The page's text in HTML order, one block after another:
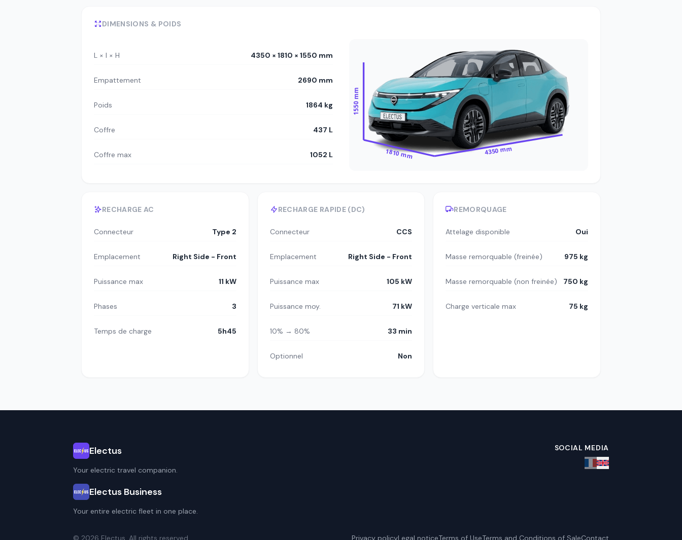
DIMENSIONS & POIDS
L × l × H 4350 × 1810 × 1550 mm
Empattement 2690 mm
Poids 1864 kg
Coffre 437 L
Coffre max 1052 L
1550 mm
1810 mm 4350 mm
RECHARGE AC
Connecteur Type 2
Emplacement Right Side - Front
Puissance max 11 kW
Phases 3
Temps de charge 5h45
RECHARGE RAPIDE (DC)
Connecteur CCS
Emplacement Right Side - Front
Puissance max 105 kW
Puissance moy. 71 kW
10% → 80% 33 min
Optionnel Non
REMORQUAGE
Attelage disponible Oui
Masse remorquable (freinée) 975 kg
Masse remorquable (non freinée) 750 kg
Charge verticale max 75 kg
Electus
Your electric travel companion.
Electus Business
Your entire electric fleet in one place.
SOCIAL MEDIA
© 2026 Electus. All rights reserved. Privacy policyLegal noticeTerms of UseTerms and Conditions of SaleContact